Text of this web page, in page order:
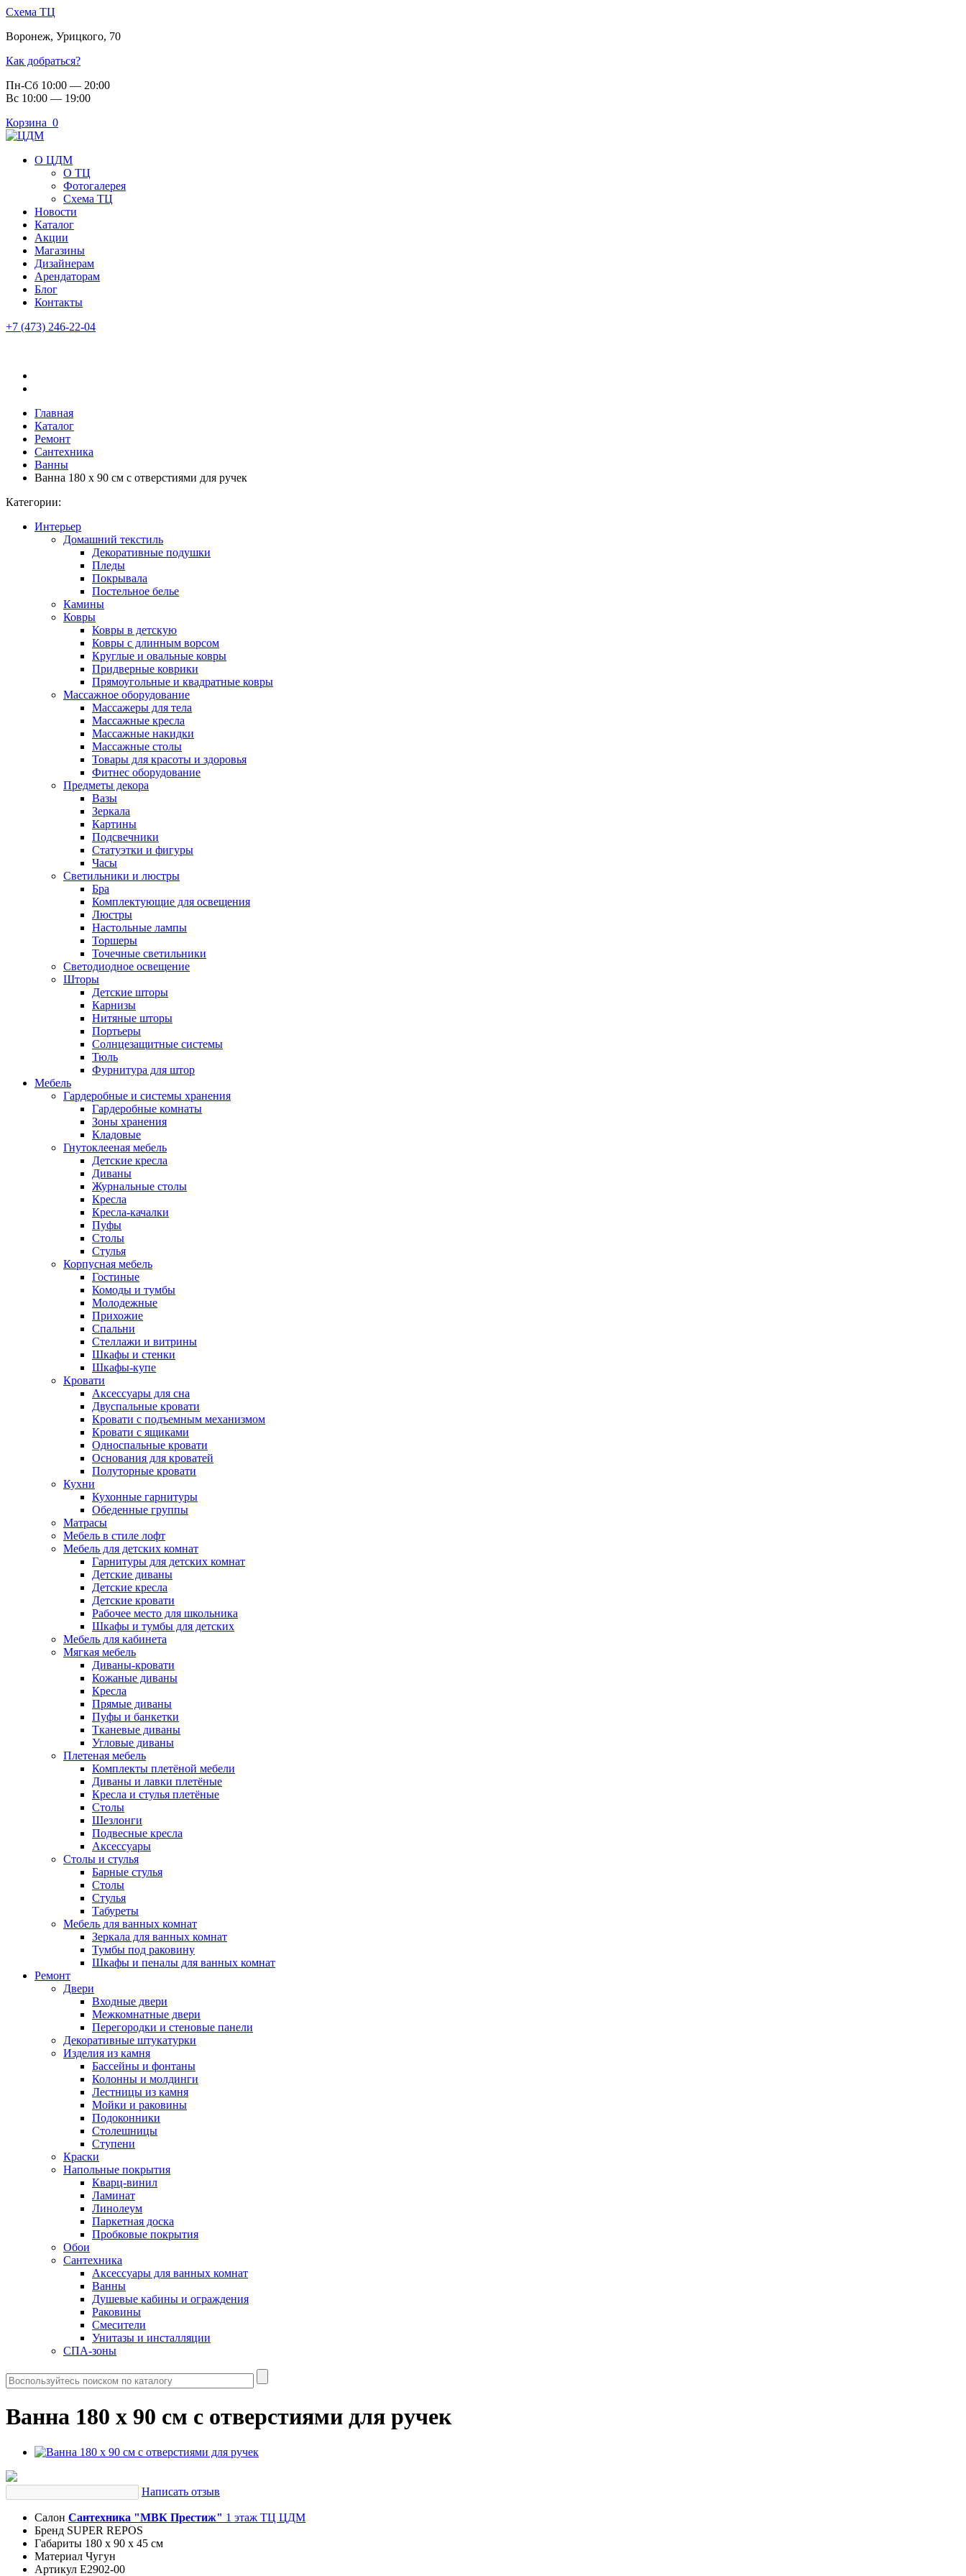
Схема ТЦ
Воронеж, Урицкого, 70
Как добраться?
Пн-Сб 10:00 — 20:00
Вс 10:00 — 19:00
Корзина 0
О ЦДМ
О ТЦ
Фотогалерея
Схема ТЦ
Новости
Каталог
Акции
Магазины
Дизайнерам
Арендаторам
Блог
Контакты
+7 (473) 246-22-04
Главная
Каталог
Ремонт
Сантехника
Ванны
Ванна 180 х 90 см с отверстиями для ручек
Категории:
Интерьер
Домашний текстиль
Декоративные подушки
Пледы
Покрывала
Постельное белье
Камины
Ковры
Ковры в детскую
Ковры с длинным ворсом
Круглые и овальные ковры
Придверные коврики
Прямоугольные и квадратные ковры
Массажное оборудование
Массажеры для тела
Массажные кресла
Массажные накидки
Массажные столы
Товары для красоты и здоровья
Фитнес оборудование
Предметы декора
Вазы
Зеркала
Картины
Подсвечники
Статуэтки и фигуры
Часы
Светильники и люстры
Бра
Комплектующие для освещения
Люстры
Настольные лампы
Торшеры
Точечные светильники
Светодиодное освещение
Шторы
Детские шторы
Карнизы
Нитяные шторы
Портьеры
Солнцезащитные системы
Тюль
Фурнитура для штор
Мебель
Гардеробные и системы хранения
Гардеробные комнаты
Зоны хранения
Кладовые
Гнутоклееная мебель
Детские кресла
Диваны
Журнальные столы
Кресла
Кресла-качалки
Пуфы
Столы
Стулья
Корпусная мебель
Гостиные
Комоды и тумбы
Молодежные
Прихожие
Спальни
Стеллажи и витрины
Шкафы и стенки
Шкафы-купе
Кровати
Аксессуары для сна
Двуспальные кровати
Кровати с подъемным механизмом
Кровати с ящиками
Односпальные кровати
Основания для кроватей
Полуторные кровати
Кухни
Кухонные гарнитуры
Обеденные группы
Матрасы
Мебель в стиле лофт
Мебель для детских комнат
Гарнитуры для детских комнат
Детские диваны
Детские кресла
Детские кровати
Рабочее место для школьника
Шкафы и тумбы для детских
Мебель для кабинета
Мягкая мебель
Диваны-кровати
Кожаные диваны
Кресла
Прямые диваны
Пуфы и банкетки
Тканевые диваны
Угловые диваны
Плетеная мебель
Комплекты плетёной мебели
Диваны и лавки плетёные
Кресла и стулья плетёные
Столы
Шезлонги
Подвесные кресла
Аксессуары
Столы и стулья
Барные стулья
Столы
Стулья
Табуреты
Мебель для ванных комнат
Зеркала для ванных комнат
Тумбы под раковину
Шкафы и пеналы для ванных комнат
Ремонт
Двери
Входные двери
Межкомнатные двери
Перегородки и стеновые панели
Декоративные штукатурки
Изделия из камня
Бассейны и фонтаны
Колонны и молдинги
Лестницы из камня
Мойки и раковины
Подоконники
Столешницы
Ступени
Краски
Напольные покрытия
Кварц-винил
Ламинат
Линолеум
Паркетная доска
Пробковые покрытия
Обои
Сантехника
Аксессуары для ванных комнат
Ванны
Душевые кабины и ограждения
Раковины
Смесители
Унитазы и инсталляции
СПА-зоны
Ванна 180 х 90 см с отверстиями для ручек
Написать отзыв
Салон Сантехника "МВК Престиж" 1 этаж ТЦ ЦДМ
Бренд SUPER REPOS
Габариты 180 x 90 x 45 см
Материал Чугун
Артикул E2902-00